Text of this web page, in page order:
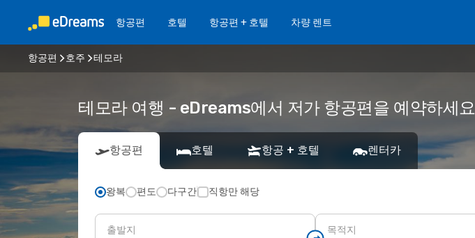
항공편 호텔 항공편 + 호텔 차량 렌트
항공편 호주 테모라
테모라 여행 - eDreams에서 저가 항공편을 예약하세요
항공편 호텔 항공 + 호텔 렌터카
왕복 편도 다구간 직항만 해당
출발지 목적지